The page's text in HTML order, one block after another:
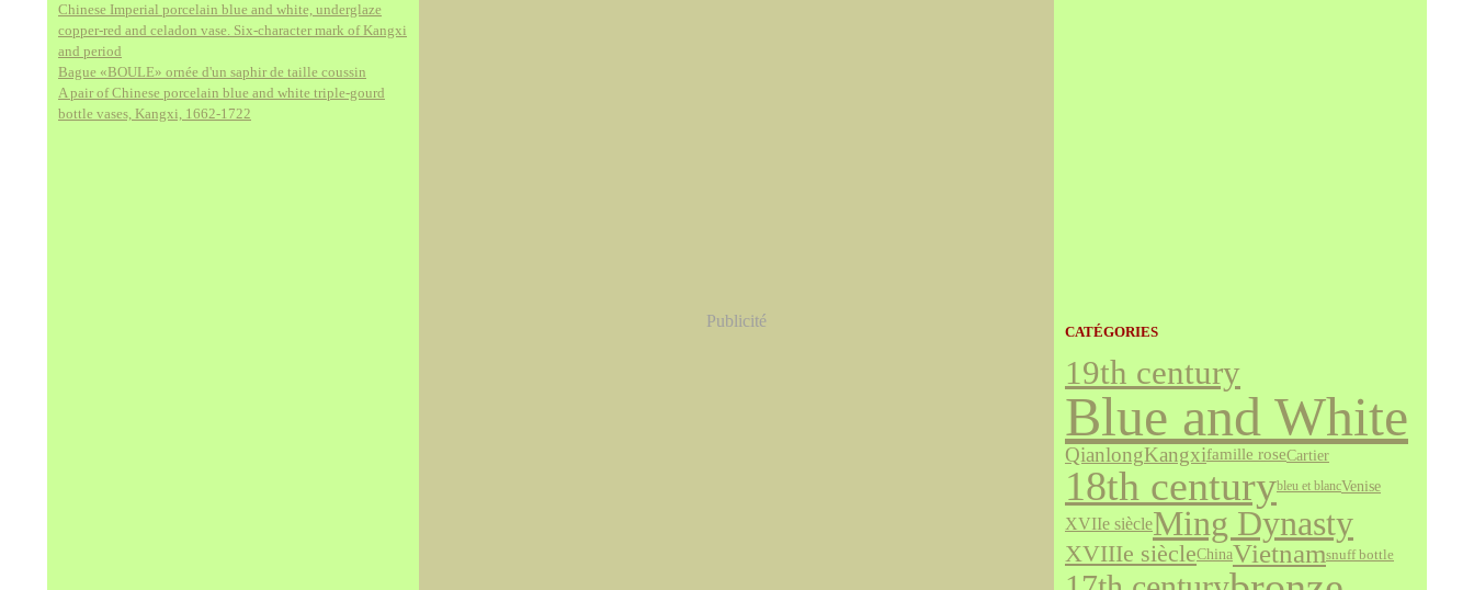
Chinese Imperial porcelain blue and white, underglaze
copper-red and celadon vase. Six-character mark of Kangxi
and period
Bague «BOULE» ornée d'un saphir de taille coussin
A pair of Chinese porcelain blue and white triple-gourd
bottle vases, Kangxi, 1662-1722
Publicité
CATÉGORIES
19th century
Blue and White
QianlongKangxifamille roseCartier
18th centurybleu et blancVenise
XVIIe siècleMing Dynasty
XVIIIe siècleChinaVietnamsnuff bottle